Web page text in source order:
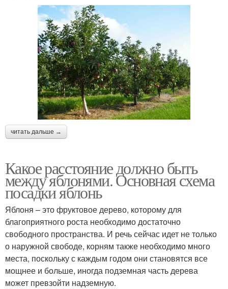
читать дальше →
Какое расстояние должно быть
между яблонями. Основная схема
посадки яблонь
Яблоня – это фруктовое дерево, которому для
благоприятного роста необходимо достаточно
свободного пространства. И речь сейчас идет не только
о наружной свободе, корням также необходимо много
места, поскольку с каждым годом они становятся все
мощнее и больше, иногда подземная часть дерева
может превзойти надземную.